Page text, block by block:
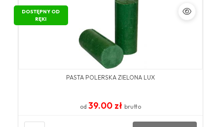
DOSTĘPNY OD
RĘKI
PASTA POLERSKA ZIELONA LUX
od 39.00 zł brutto